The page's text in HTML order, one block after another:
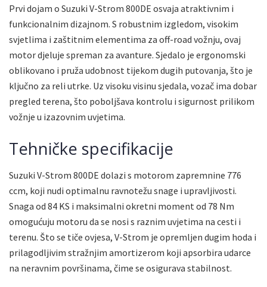
Prvi dojam o Suzuki V-Strom 800DE osvaja atraktivnim i
funkcionalnim dizajnom. S robustnim izgledom, visokim
svjetlima i zaštitnim elementima za off-road vožnju, ovaj
motor djeluje spreman za avanture. Sjedalo je ergonomski
oblikovano i pruža udobnost tijekom dugih putovanja, što je
ključno za reli utrke. Uz visoku visinu sjedala, vozač ima dobar
pregled terena, što poboljšava kontrolu i sigurnost prilikom
vožnje u izazovnim uvjetima.
Tehničke specifikacije
Suzuki V-Strom 800DE dolazi s motorom zapremnine 776
ccm, koji nudi optimalnu ravnotežu snage i upravljivosti.
Snaga od 84 KS i maksimalni okretni moment od 78 Nm
omogućuju motoru da se nosi s raznim uvjetima na cesti i
terenu. Što se tiče ovjesa, V-Strom je opremljen dugim hoda i
prilagodljivim stražnjim amortizerom koji apsorbira udarce
na neravnim površinama, čime se osigurava stabilnost.